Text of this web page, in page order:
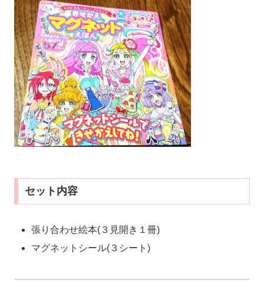
セット内容
張り合わせ絵本(３見開き１冊)
マグネットシール(３シート)